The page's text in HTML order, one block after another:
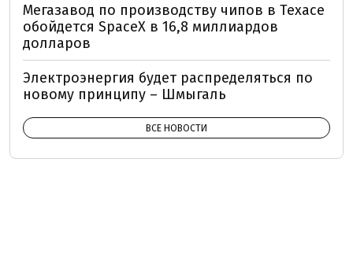
Мегазавод по производству чипов в Техасе
обойдется SpaceX в 16,8 миллиардов
долларов
Электроэнергия будет распределяться по
новому принципу – Шмыгаль
ВСЕ НОВОСТИ